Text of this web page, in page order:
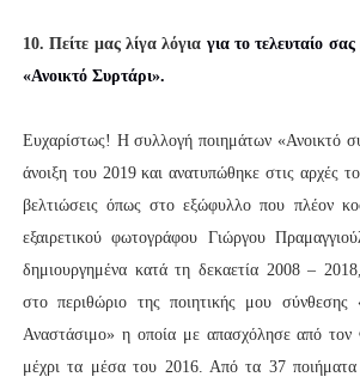
10. Πείτε μας λίγα λόγια για το τελευταίο σας
«Ανοικτό Συρτάρι».
Ευχαρίστως! Η συλλογή ποιημάτων «Ανοικτό
άνοιξη του 2019 και ανατυπώθηκε στις αρχές
βελτιώσεις όπως στο εξώφυλλο που πλέον
εξαιρετικού φωτογράφου Γιώργου
δημιουργημένα κατά τη δεκαετία 2008 –
στο περιθώριο της ποιητικής μου
Αναστάσιμο» η οποία με απασχόλησε από τον
μέχρι τα μέσα του 2016. Από τα 37